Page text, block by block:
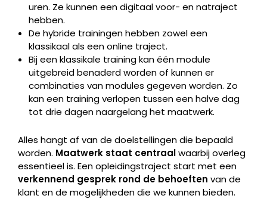
uren. Ze kunnen een digitaal voor- en natraject
hebben.
De hybride trainingen hebben zowel een
klassikaal als een online traject.
Bij een klassikale training kan één module
uitgebreid benaderd worden of kunnen er
combinaties van modules gegeven worden. Zo
kan een training verlopen tussen een halve dag
tot drie dagen naargelang het maatwerk.
Alles hangt af van de doelstellingen die bepaald
worden. Maatwerk staat centraalwaarbij overleg
essentieel is. Een opleidingstraject start met een
verkennend gesprek rond de behoeften van de
klant en de mogelijkheden die we kunnen bieden.